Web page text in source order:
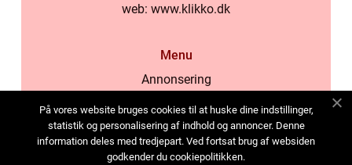
web: www.klikko.dk
Menu
Annonsering
Cookies
Kontakta oss
På vores website bruges cookies til at huske dine indstillinger,
statistik og personalisering af indhold og annoncer. Denne
information deles med tredjepart. Ved fortsat brug af websiden
godkender du cookiepolitikken.